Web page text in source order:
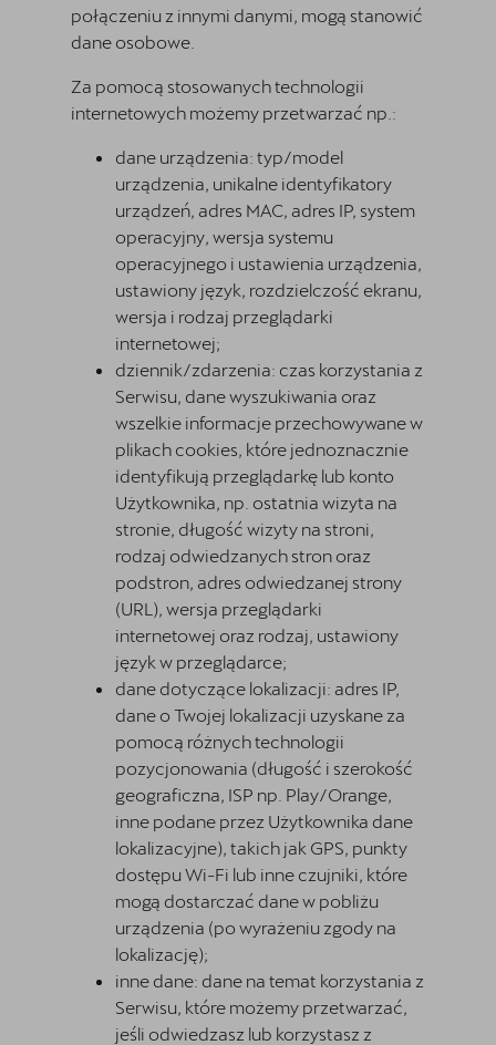
połączeniu z innymi danymi, mogą stanowić
dane osobowe.
Za pomocą stosowanych technologii
internetowych możemy przetwarzać np.:
dane urządzenia: typ/model
urządzenia, unikalne identyfikatory
urządzeń, adres MAC, adres IP, system
operacyjny, wersja systemu
operacyjnego i ustawienia urządzenia,
ustawiony język, rozdzielczość ekranu,
wersja i rodzaj przeglądarki
internetowej;
dziennik/zdarzenia: czas korzystania z
Serwisu, dane wyszukiwania oraz
wszelkie informacje przechowywane w
plikach cookies, które jednoznacznie
identyfikują przeglądarkę lub konto
Użytkownika, np. ostatnia wizyta na
stronie, długość wizyty na stroni,
rodzaj odwiedzanych stron oraz
podstron, adres odwiedzanej strony
(URL), wersja przeglądarki
internetowej oraz rodzaj, ustawiony
język w przeglądarce;
dane dotyczące lokalizacji: adres IP,
dane o Twojej lokalizacji uzyskane za
pomocą różnych technologii
pozycjonowania (długość i szerokość
geograficzna, ISP np. Play/Orange,
inne podane przez Użytkownika dane
lokalizacyjne), takich jak GPS, punkty
dostępu Wi-Fi lub inne czujniki, które
mogą dostarczać dane w pobliżu
urządzenia (po wyrażeniu zgody na
lokalizację);
inne dane: dane na temat korzystania z
Serwisu, które możemy przetwarzać,
jeśli odwiedzasz lub korzystasz z